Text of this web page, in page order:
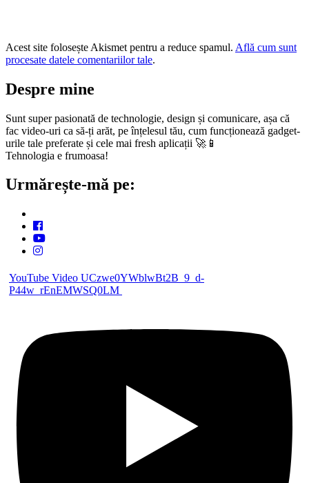
Acest site folosește Akismet pentru a reduce spamul. Află cum sunt
procesate datele comentariilor tale.
Despre mine
Sunt super pasionată de technologie, design și comunicare, așa că
fac video-uri ca să-ți arăt, pe înțelesul tău, cum funcționează gadget-
urile tale preferate și cele mai fresh aplicații 🚀📱
Tehnologia e frumoasa!
Urmărește-mă pe:
YouTube Video UCzwe0YWblwBt2B_9_d-
P44w_rEnEMWSQ0LM